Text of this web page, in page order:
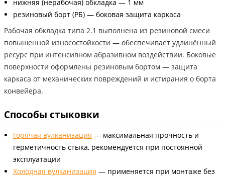
нижняя (нерабочая) обкладка — 1 мм
резиновый борт (РБ) — боковая защита каркаса
Рабочая обкладка типа 2.1 выполнена из резиновой смеси
повышенной износостойкости — обеспечивает удлинённый
ресурс при интенсивном абразивном воздействии. Боковые
поверхности оформлены резиновым бортом — защита
каркаса от механических повреждений и истирания о борта
конвейера.
Способы стыковки
Горячая вулканизация — максимальная прочность и
герметичность стыка, рекомендуется при постоянной
эксплуатации
Холодная вулканизация — применяется при монтаже без